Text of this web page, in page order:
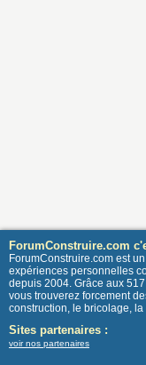
ForumConstruire.com
ForumConstruire.com est
expériences personnelles
depuis 2004. Grâce aux
vous trouverez forcement
construction, le bricolage,
Sites partenaires :
voir nos partenaires